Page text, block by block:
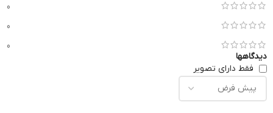
0
0
0
دیدگاهها
فقط دارای تصویر